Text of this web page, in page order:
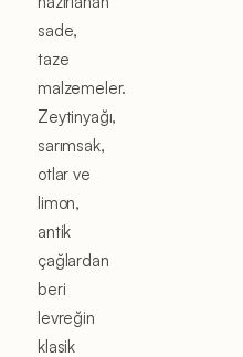
sade,
taze
malzemeler.
Zeytinyağı,
sarımsak,
otlar ve
limon,
antik
çağlardan
beri
levreğin
klasik